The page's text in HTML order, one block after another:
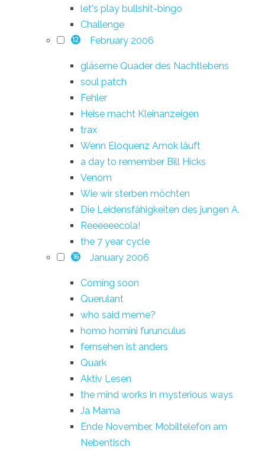
let's play bullshit-bingo
Challenge
12 February 2006
gläserne Quader des Nachtlebens
soul patch
Fehler
Heise macht Kleinanzeigen
trax
Wenn Eloquenz Amok läuft
a day to remember Bill Hicks
Venom
Wie wir sterben möchten
Die Leidensfähigkeiten des jungen A.
Reeeeeecola!
the 7 year cycle
16 January 2006
Coming soon
Querulant
who said meme?
homo homini furunculus
fernsehen ist anders
Quark
Aktiv Lesen
the mind works in mysterious ways
Ja Mama
Ende November, Mobiltelefon am
Nebentisch